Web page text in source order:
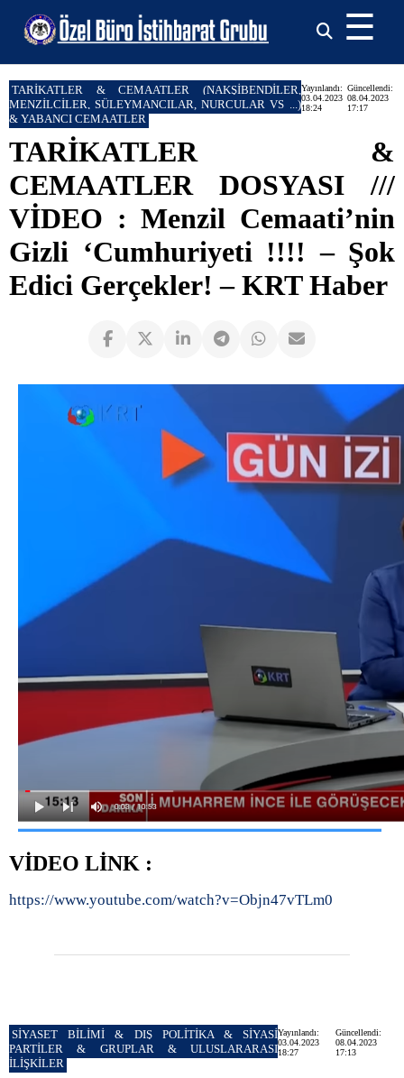
☰
TARİKATLER & CEMAATLER (NAKŞİBENDİLER,
MENZİLCİLER, SÜLEYMANCILAR, NURCULAR VS ...)
& YABANCI CEMAATLER
Yayınlandı:
03.04.2023
18:24
Güncellendi:
08.04.2023
17:17
TARİKATLER &
CEMAATLER DOSYASI ///
VİDEO : Menzil Cemaati’nin
Gizli ‘Cumhuriyeti !!!! – Şok
Edici Gerçekler! – KRT Haber
VİDEO LİNK :
https://www.youtube.com/watch?v=Objn47vTLm0
SİYASET BİLİMİ & DIŞ POLİTİKA & SİYASİ
PARTİLER & GRUPLAR & ULUSLARARASI
İLİŞKİLER
Yayınlandı:
03.04.2023
18:27
Güncellendi:
08.04.2023
17:13